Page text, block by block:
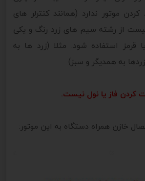
موتور ندارد (همانند کنترلر های
از رشته سیم های زرد رنگ و یکی
استفاده شود. مثلا (زرد ها به
به همدیگر و سبز)
کردن فاز یا نول نیست.
خازن همراه دستگاه به این موتور: